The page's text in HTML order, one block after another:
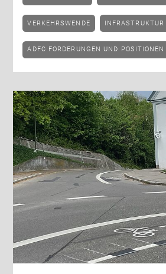
VERKEHRSWENDE INFRASTRUKTUR
ADFC FORDERUNGEN UND POSITIONEN